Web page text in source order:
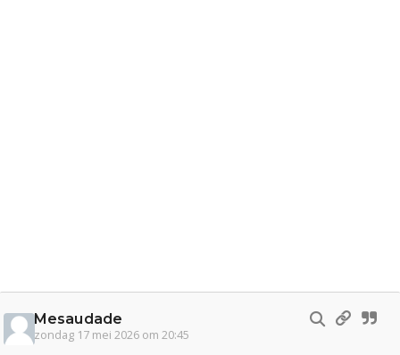
Mesaudade
zondag 17 mei 2026 om 20:45